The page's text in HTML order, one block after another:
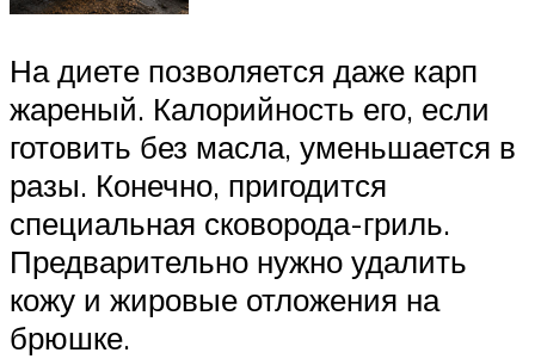
На диете позволяется даже карп
жареный. Калорийность его, если
готовить без масла, уменьшается в
разы. Конечно, пригодится
специальная сковорода-гриль.
Предварительно нужно удалить
кожу и жировые отложения на
брюшке.